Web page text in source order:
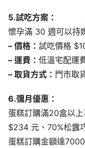
5.試吃方案：
懷孕滿 30 週可以持
– 價格： 試吃價格
– 運費： 低溫宅配運
– 取貨方式： 門市取
6.彌月優惠：
蛋糕訂購滿20盒以
$234 元、70%松露
蛋糕訂購金額達